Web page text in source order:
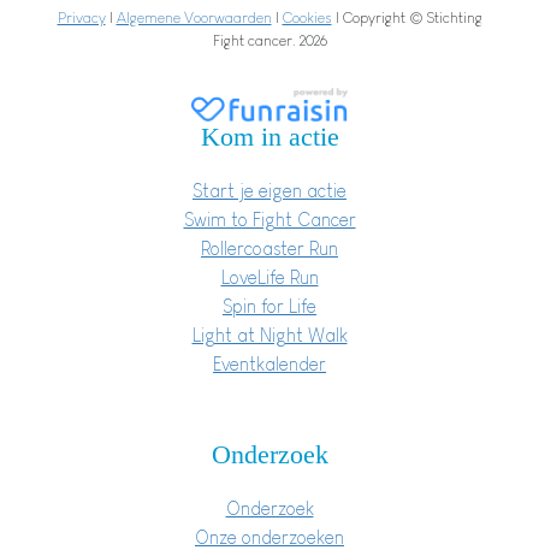
Privacy| Algemene Voorwaarden | Cookies | Copyright © Stichting
Fight cancer. 2026
Kom in actie
Start je eigen actie
Swim to Fight Cancer
Rollercoaster Run
LoveLife Run
Spin for Life
Light at Night Walk
Eventkalender
Onderzoek
Onderzoek
Onze onderzoeken